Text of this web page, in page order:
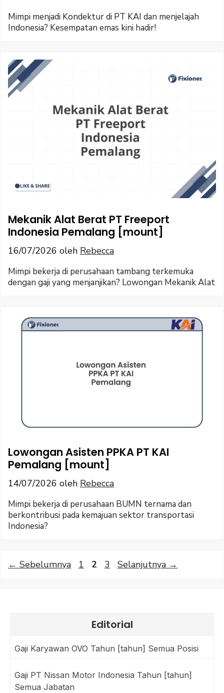
Mimpi menjadi Kondektur di PT KAI dan menjelajah
Indonesia? Kesempatan emas kini hadir!
Mekanik Alat Berat PT Freeport
Indonesia Pemalang [mount]
16/07/2026 oleh Rebecca
Mimpi bekerja di perusahaan tambang terkemuka
dengan gaji yang menjanjikan? Lowongan Mekanik Alat
Lowongan Asisten PPKA PT KAI
Pemalang [mount]
14/07/2026 oleh Rebecca
Mimpi bekerja di perusahaan BUMN ternama dan
berkontribusi pada kemajuan sektor transportasi
Indonesia?
← Sebelumnya Halaman
1 Halaman
2 Halaman
3 Selanjutnya →
Editorial
Gaji Karyawan OVO Tahun [tahun] Semua Posisi
Gaji PT Nissan Motor Indonesia Tahun [tahun]
Semua Jabatan